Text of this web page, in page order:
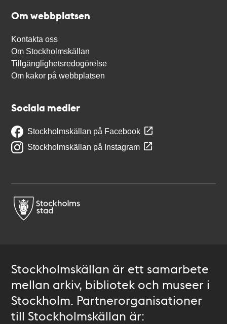
Om webbplatsen
Kontakta oss
Om Stockholmskällan
Tillgänglighetsredogörelse
Om kakor på webbplatsen
Sociala medier
Stockholmskällan på Facebook
Stockholmskällan på Instagram
Stockholmskällan är ett samarbete
mellan arkiv, bibliotek och museer i
Stockholm. Partnerorganisationer
till Stockholmskällan är: